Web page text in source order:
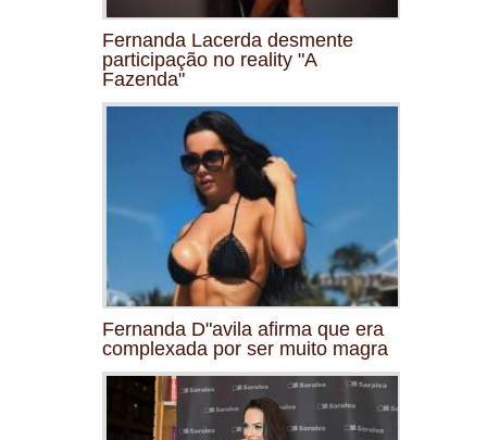
Fernanda Lacerda desmente
participação no reality "A
Fazenda"
Fernanda D"avila afirma que era
complexada por ser muito magra